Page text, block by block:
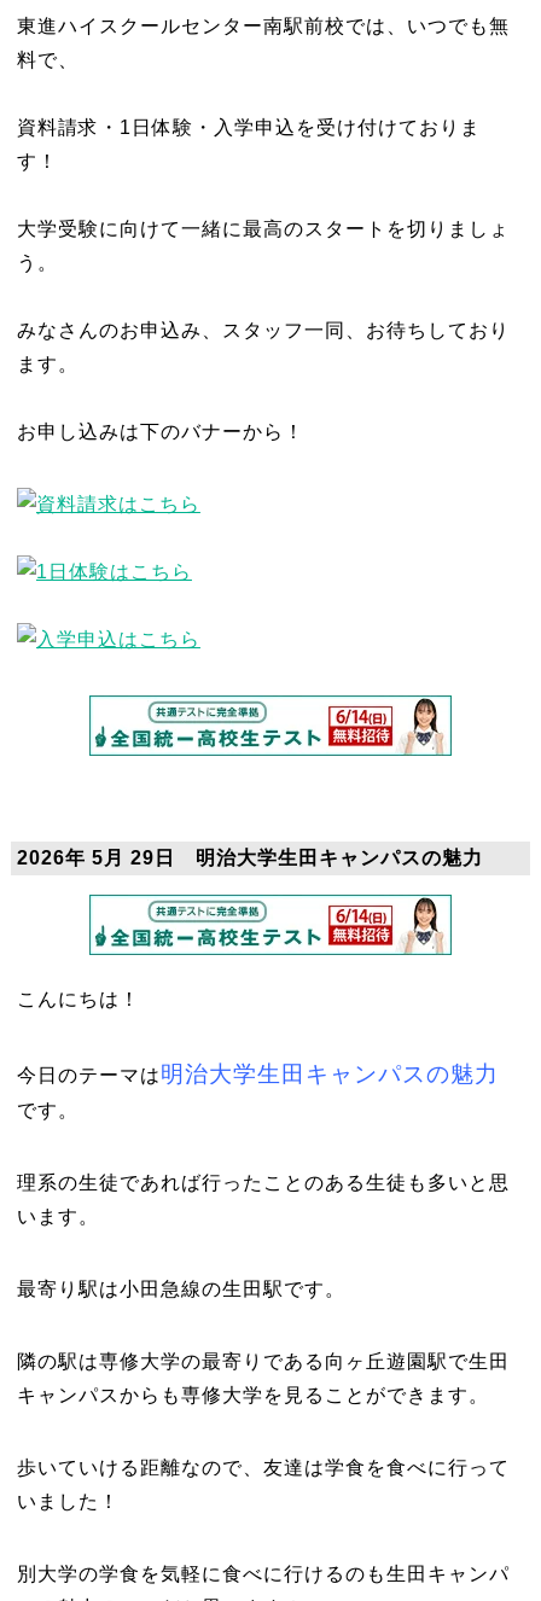
東進ハイスクールセンター南駅前校では、いつでも無
料で、
資料請求・1日体験・入学申込を受け付けておりま
す！
大学受験に向けて一緒に最高のスタートを切りましょ
う。
みなさんのお申込み、スタッフ一同、お待ちしており
ます。
お申し込みは下のバナーから！
2026年 5月 29日 明治大学生田キャンパスの魅力
こんにちは！
今日のテーマは明治大学生田キャンパスの魅力
です。
理系の生徒であれば行ったことのある生徒も多いと思
います。
最寄り駅は小田急線の生田駅です。
隣の駅は専修大学の最寄りである向ヶ丘遊園駅で生田
キャンパスからも専修大学を見ることができます。
歩いていける距離なので、友達は学食を食べに行って
いました！
別大学の学食を気軽に食べに行けるのも生田キャンパ